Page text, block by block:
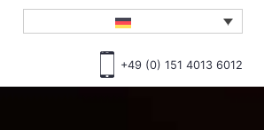
+49 (0) 151 4013 6012